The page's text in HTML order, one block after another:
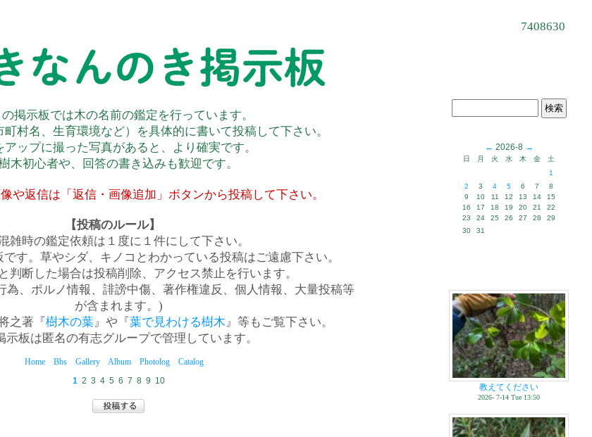
7408630
の掲示板では木の名前の鑑定を行っています。
村名、生育環境など）を具体的に書いて投稿して下さい。
アップに撮った写真があると、より確実です。
木初心者や、回答の書き込みも歓迎です。
や返信は「返信・画像追加」ボタンから投稿して下さい。
【投稿のルール】
雑時の鑑定依頼は１度に１件にして下さい。
す。草やシダ、キノコとわかっている投稿はご遠慮下さい。
判断した場合は投稿削除、アクセス禁止を行います。
為、ポルノ情報、誹謗中傷、著作権違反、個人情報、大量投稿等
が含まれます。)
之著『樹木の葉』や『葉で見わける樹木』等もご覧下さい。
示板は匿名の有志グループで管理しています。
Home Bbs Gallery Album Photolog
Catalog
1 2 3 4 5 6 7 8 9 10
← 2026-8 →
日 月 火 水 木 金
土
1
2
3 4 5 6 7
8
9
10 11 12 13 14
15
16
17 18 19 20 21
22
23
24 25 26 27 28
29
30
31
教えてください
2026- 7-14 Tue 13:50